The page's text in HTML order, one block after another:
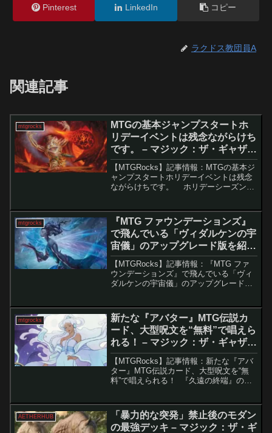
Pinterest LinkedIn コピー
ラクドス教団員A
関連記事
mtgrocks
MTGの基本ジャンプスタートホ
リデーイベントは残念ながらけち
です。 – マジック：ザ・ギャザリ
ング
【MTGRocks】記事情報：MTGの基本ジ
ャンプスタートホリデーイベントは残念
ながらけちです。 ホリデーシーズンを
スタート』ホリデーイベントが発表され
ました。し...
mtgrocks
『MTG ファウンデーションズ』
で飛んでいる「ヴィダルケンの宇
宙儀」のアップグレード版を紹介
します。 – マジック：ザ・ギャザ
リング
【MTGRocks】記事情報：『MTG ファ
ウンデーションズ』で飛んでいる「ヴィ
ダルケンの宇宙儀」のアップグレード版
ェイのトリックスター」は、既存の強力
カード「ヴィ...
mtgrocks
新たな『アバター』MTG伝説カ
ード、大型呪文を“無料”で唱えら
れる！ – マジック：ザ・ギャザリ
ング
【MTGRocks】記事情報：新たな『アバ
ター』MTG伝説カード、大型呪文を“無
料”で唱えられる！ 『久遠の終端』の正
開）が続々と登場しています。今週は
『スパイダー...
AETHERHUB
「暴力的な突発」禁止後のモダン
の最強デッキ – マジック：ザ・ギ